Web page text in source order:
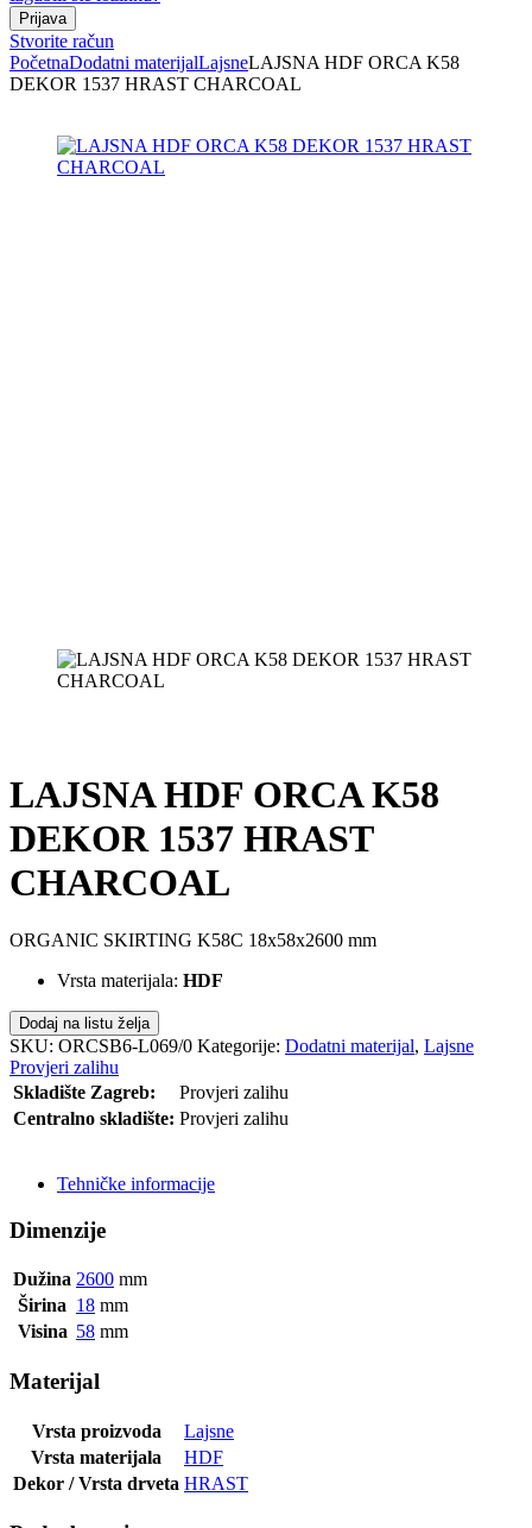
Stvorite račun
PočetnaDodatni materijalLajsneLAJSNA HDF ORCA K58
DEKOR 1537 HRAST CHARCOAL
LAJSNA HDF ORCA K58
DEKOR 1537 HRAST
CHARCOAL
ORGANIC SKIRTING K58C 18x58x2600 mm
Vrsta materijala: HDF
Dodaj na listu želja
SKU: ORCSB6-L069/0 Kategorije: Dodatni materijal, Lajsne
Provjeri zalihu
Skladište Zagreb:
Provjeri zalihu
Centralno skladište: Provjeri zalihu
Tehničke informacije
Dimenzije
Dužina 2600 mm
Širina 18 mm
Visina 58 mm
Materijal
Vrsta proizvoda
Lajsne
Vrsta materijala
HDF
Dekor / Vrsta drveta HRAST